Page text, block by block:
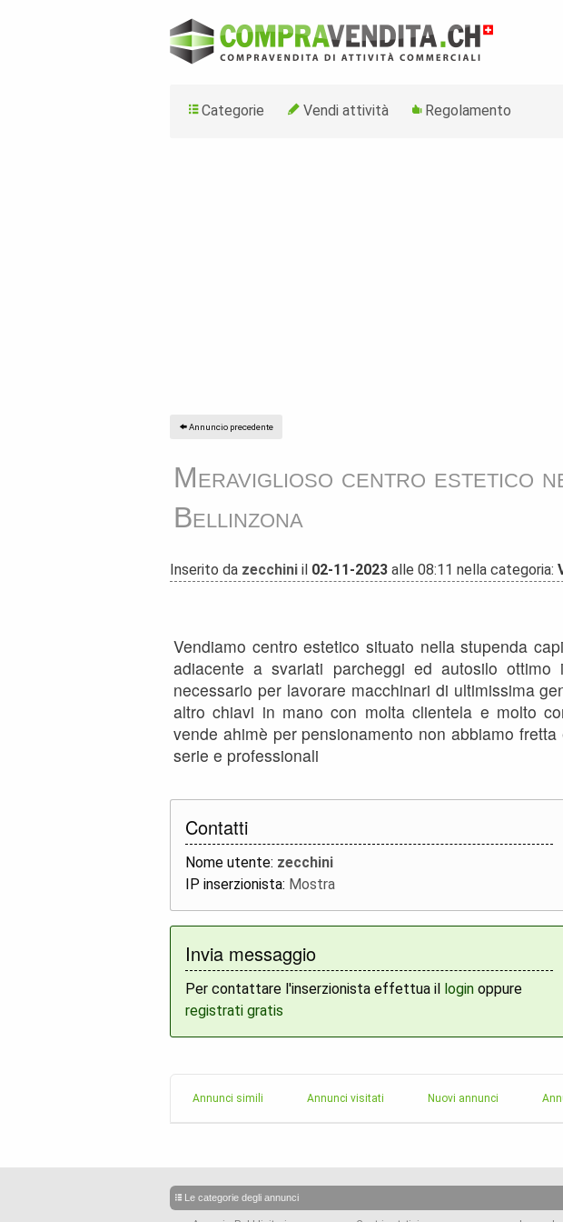
Categorie Vendi attività Regolamento
Annuncio precedente
Meraviglioso centro estetico
Bellinzona
Inserito da zecchini il 02-11-2023 alle 08:11 nella categoria:
Vendiamo centro estetico situato nella stupenda
adiacente a svariati parcheggi ed autosilo
necessario per lavorare macchinari di ultimissima
altro chiavi in mano con molta clientela e molto
vende ahimè per pensionamento non abbiamo
serie e professionali
Contatti
Nome utente: zecchini
IP inserzionista: Mostra
Invia messaggio
Per contattare l'inserzionista effettua il login oppure
registrati gratis
Annunci simili Annunci visitati Nuovi annunci
Le categorie degli annunci